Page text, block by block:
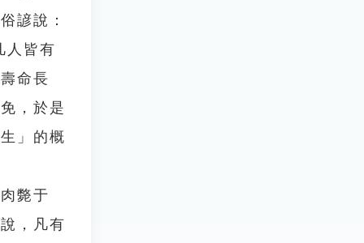
諺說：
人皆有
命長
，於是
」的概
斃于
，凡有